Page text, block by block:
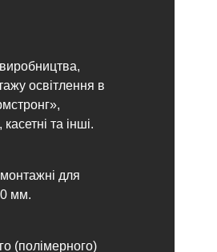
освітлення в
та інші.
для
мм.
(полімерного)